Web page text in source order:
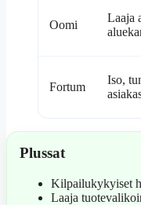
Oomi
Laaja
Fortum
Iso,
Plussat
Kilpailukykyiset
Laaja